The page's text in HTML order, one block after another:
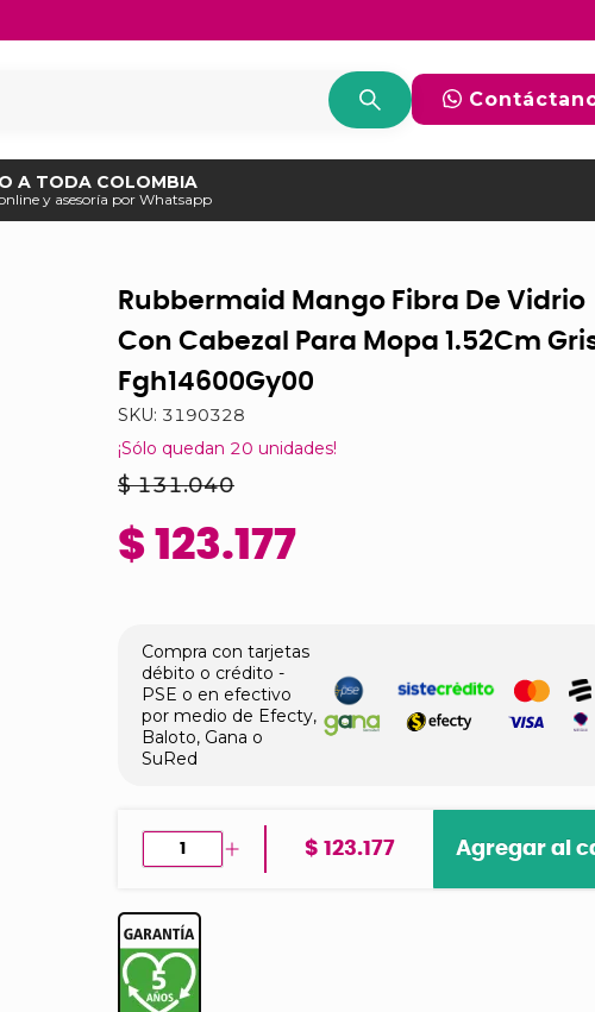
A TODA COLOMBIA
y asesoría por Whatsapp
Rubbermaid Mango Fibra De Vidrio
Con Cabezal Para Mopa 1.52Cm
Fgh14600Gy00
SKU: 3190328
¡Sólo quedan 20 unidades!
$ 131.040
$ 123.177
Compra con tarjetas
débito o crédito -
PSE o en efectivo
por medio de Efecty,
Baloto, Gana o
SuRed
$ 123.177 Agregar al